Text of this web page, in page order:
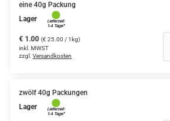
eine 40g Packung
Lager
€ 1.00 (€ 25.00 / 1kg)
inkl. MWST
zzgl. Versandkosten
zwölf 40g Packungen
Lager